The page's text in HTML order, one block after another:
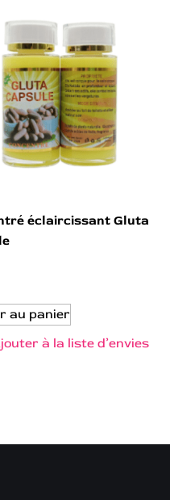
éclaircissant Gluta
au panier
à la liste d’envies